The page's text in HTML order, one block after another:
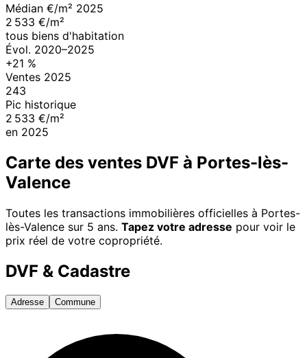
Médian €/m² 2025
2 533 €/m²
tous biens d'habitation
Évol. 2020–2025
+21 %
Ventes 2025
243
Pic historique
2 533 €/m²
en 2025
Carte des ventes DVF à Portes-lès-
Valence
Toutes les transactions immobilières officielles à Portes-
lès-Valence sur 5 ans. Tapez votre adresse pour voir le
prix réel de votre copropriété.
DVF & Cadastre
Adresse Commune